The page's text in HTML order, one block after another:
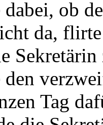
ob
da,
den
Tag